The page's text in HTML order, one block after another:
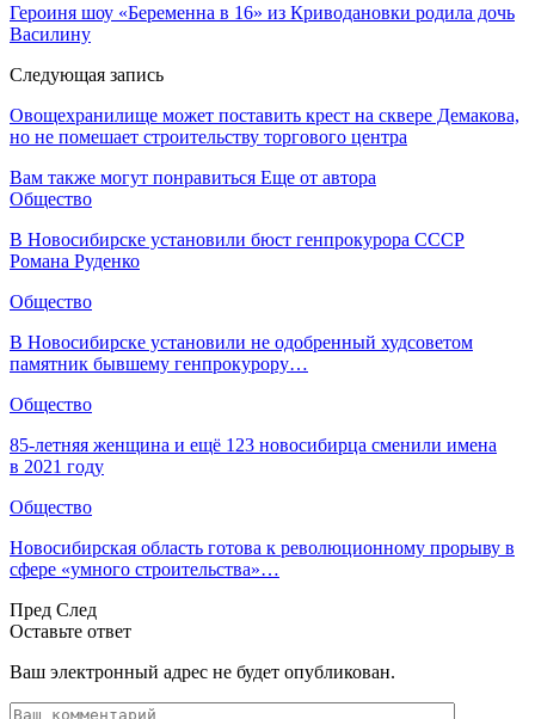
Героиня шоу «Беременна в 16» из Криводановки родила дочь
Василину
Следующая запись
Овощехранилище может поставить крест на сквере Демакова,
но не помешает строительству торгового центра
Вам также могут понравиться Еще от автора
Общество
В Новосибирске установили бюст генпрокурора СССР
Романа Руденко
Общество
В Новосибирске установили не одобренный худсоветом
памятник бывшему генпрокурору…
Общество
85-летняя женщина и ещё 123 новосибирца сменили имена
в 2021 году
Общество
Новосибирская область готова к революционному прорыву в
сфере «умного строительства»…
Пред След
Оставьте ответ
Ваш электронный адрес не будет опубликован.